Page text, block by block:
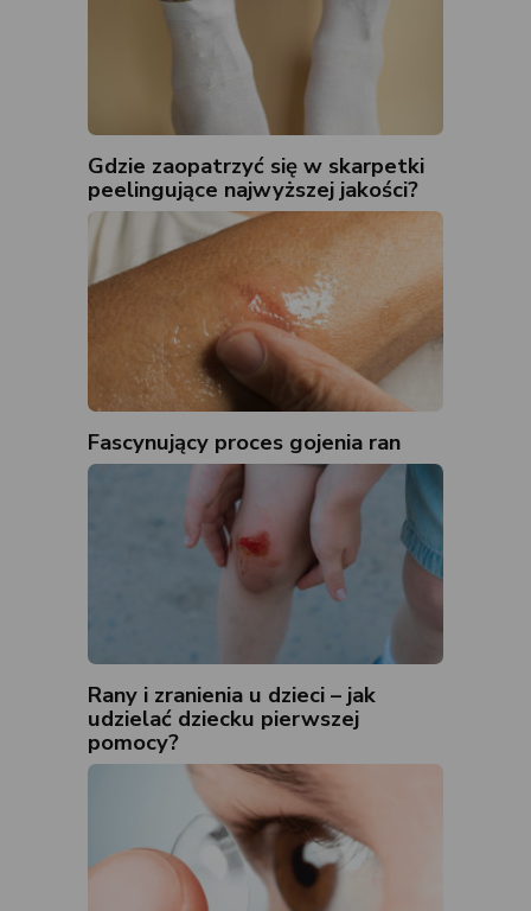
Gdzie zaopatrzyć się w skarpetki
peelingujące najwyższej jakości?
Fascynujący proces gojenia ran
Rany i zranienia u dzieci – jak
udzielać dziecku pierwszej
pomocy?